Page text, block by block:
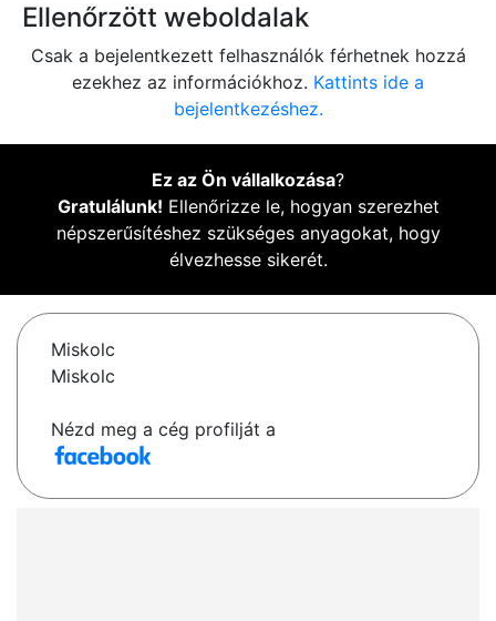
Ellenőrzött weboldalak
Csak a bejelentkezett felhasználók férhetnek hozzá
ezekhez az információkhoz. Kattints ide a
bejelentkezéshez.
Ez az Ön vállalkozása?
Gratulálunk! Ellenőrizze le, hogyan szerezhet
népszerűsítéshez szükséges anyagokat, hogy
élvezhesse sikerét.
Miskolc
Miskolc
Nézd meg a cég profilját a